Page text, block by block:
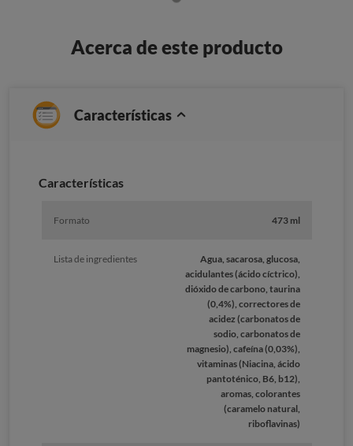
Acerca de este producto
Características
Caracterí­sticas
Formato 473 ml
Lista de ingredientes
Agua, sacarosa, glucosa,
acidulantes (ácido cíctrico),
dióxido de carbono, taurina
(0,4%), correctores de
acidez (carbonatos de
sodio, carbonatos de
magnesio), cafeína (0,03%),
vitaminas (Niacina, ácido
pantoténico, B6, b12),
aromas, colorantes
(caramelo natural,
riboflavinas)